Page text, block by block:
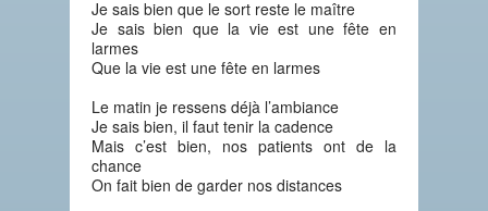
Je sais bien que le sort reste le maître
Je sais bien que la vie est une fête en
larmes
Que la vie est une fête en larmes
Le matin je ressens déjà l’ambiance
Je sais bien, il faut tenir la cadence
Mais c’est bien, nos patients ont de la
chance
On fait bien de garder nos distances